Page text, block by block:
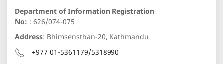
Department of Information Registration
No: : 626/074-075
Address: Bhimsensthan-20, Kathmandu
+977 01-5361179/5318990